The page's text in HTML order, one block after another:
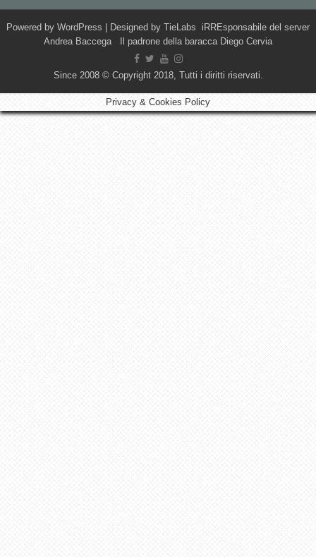
Powered by WordPress | Designed by TieLabs iRREsponsabile del server
Andrea Baccega Il padrone della baracca Diego Cervia
Since 2008 © Copyright 2018, Tutti i diritti riservati.
Privacy & Cookies Policy